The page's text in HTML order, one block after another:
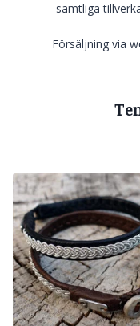
samtliga
Försäljning via